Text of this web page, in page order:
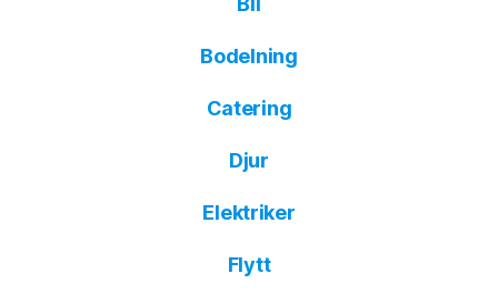
Bodelning
Catering
Djur
Elektriker
Flytt